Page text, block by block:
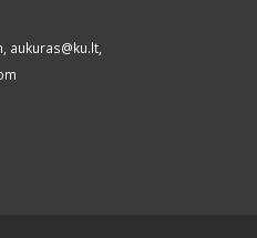
aukuras@ku.lt,